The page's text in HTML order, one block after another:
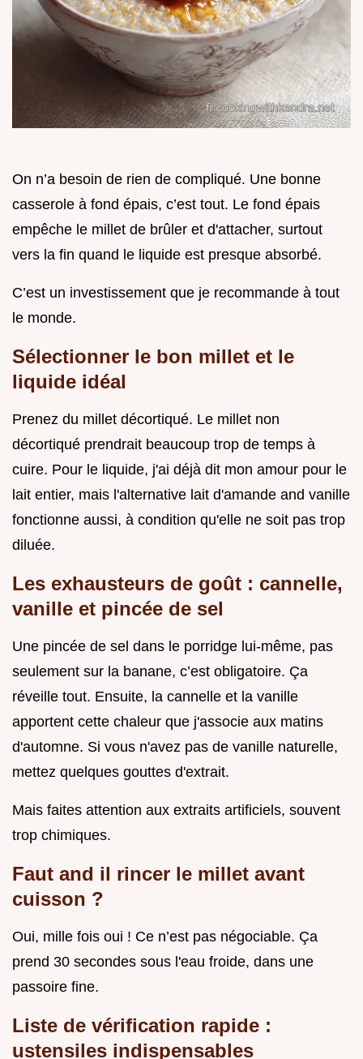
On n’a besoin de rien de compliqué. Une bonne
casserole à fond épais, c’est tout. Le fond épais
empêche le millet de brûler et d'attacher, surtout
vers la fin quand le liquide est presque absorbé.
C’est un investissement que je recommande à tout
le monde.
Sélectionner le bon millet et le
liquide idéal
Prenez du millet décortiqué. Le millet non
décortiqué prendrait beaucoup trop de temps à
cuire. Pour le liquide, j'ai déjà dit mon amour pour le
lait entier, mais l'alternative lait d'amande and vanille
fonctionne aussi, à condition qu'elle ne soit pas trop
diluée.
Les exhausteurs de goût : cannelle,
vanille et pincée de sel
Une pincée de sel dans le porridge lui-même, pas
seulement sur la banane, c’est obligatoire. Ça
réveille tout. Ensuite, la cannelle et la vanille
apportent cette chaleur que j'associe aux matins
d'automne. Si vous n'avez pas de vanille naturelle,
mettez quelques gouttes d'extrait.
Mais faites attention aux extraits artificiels, souvent
trop chimiques.
Faut and il rincer le millet avant
cuisson ?
Oui, mille fois oui ! Ce n’est pas négociable. Ça
prend 30 secondes sous l'eau froide, dans une
passoire fine.
Liste de vérification rapide :
ustensiles indispensables